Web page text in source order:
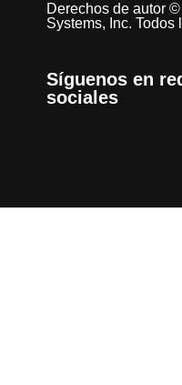
Derechos de autor
Systems, Inc. Todos
Síguenos en
sociales